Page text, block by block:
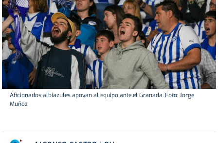
Aficionados albiazules apoyan al equipo ante el Granada. Foto: Jorge
Muñoz